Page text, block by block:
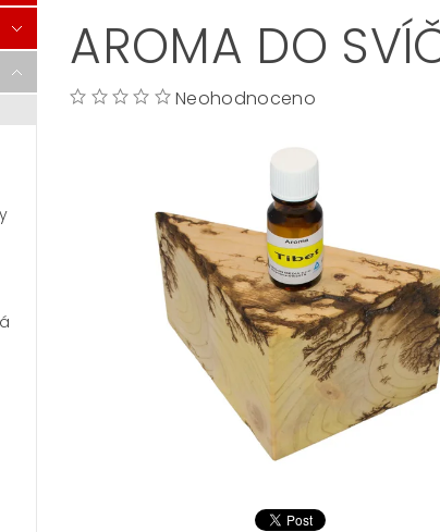
AROMA DO
Neohodnoceno